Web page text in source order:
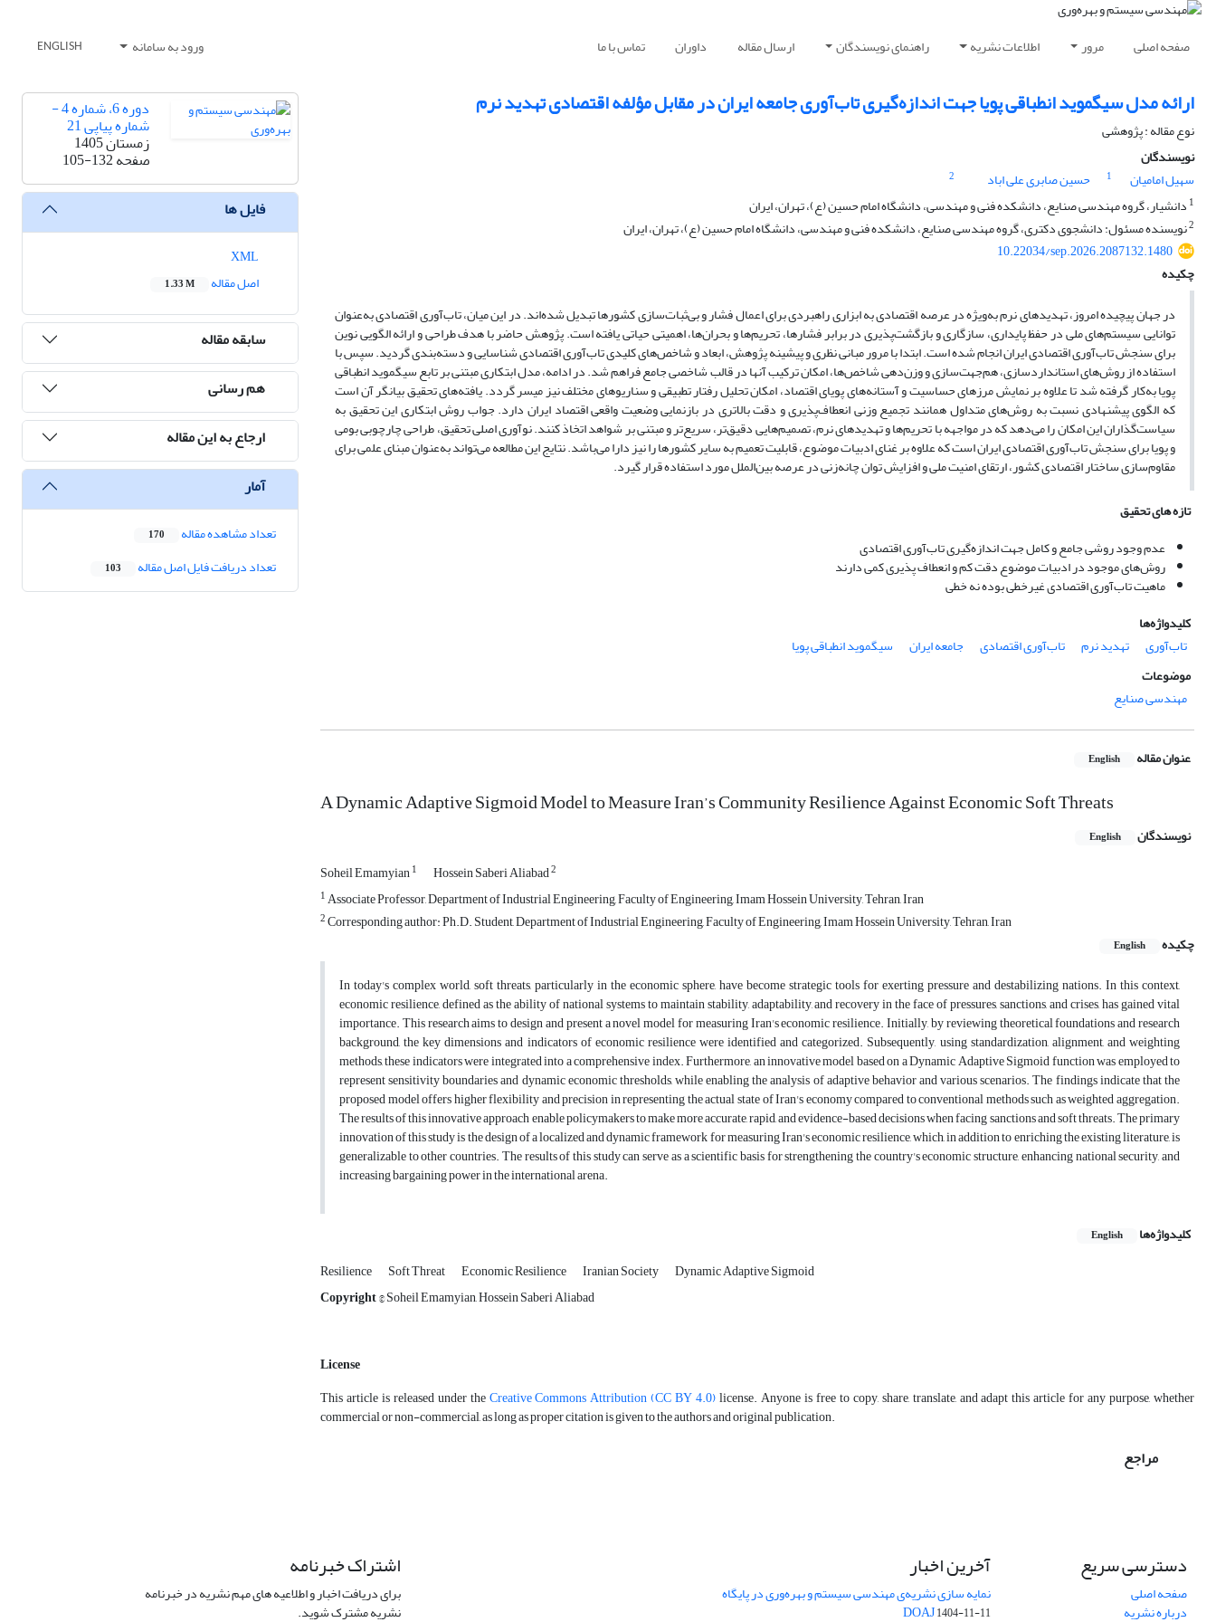
صفحه اصلی مرور اطلاعات نشریه راهنمای نویسندگان ارسال مقاله داوران تماس با ما ورود به سامانه ENGLISH
ارائه مدل سیگموید انطباقی پویا جهت اندازه‌گیری تاب‌آوری جامعه ایران در مقابل مؤلفه اقتصادی تهدید نرم
نوع مقاله : پژوهشی
نویسندگان
سهیل امامیان
1 حسین صابری علی اباد
2
1 دانشیار، گروه مهندسی صنایع، دانشکده فنی و مهندسی، دانشگاه امام حسین (ع)، تهران، ایران
2نویسنده مسئول: دانشجوی دکتری، گروه مهندسی صنایع، دانشکده فنی و مهندسی، دانشگاه امام حسین (ع)، تهران، ایران
10.22034/sep.2026.2087132.1480
چکیده
در جهان پیچیده امروز، تهدیدهای نرم به‌ویژه در عرصه اقتصادی به ابزاری راهبردی برای اعمال فشار و بی‌ثبات‌سازی کشورها تبدیل شده‌اند. در این میان، تاب‌آوری اقتصادی به‌عنوان
توانایی سیستم‌های ملی در حفظ پایداری، سازگاری و بازگشت‌پذیری در برابر فشارها، تحریم‌ها و بحران‌ها، اهمیتی حیاتی یافته است. پژوهش حاضر با هدف طراحی و ارائه الگویی نوین
برای سنجش تاب‌آوری اقتصادی ایران انجام شده است. ابتدا با مرور مبانی نظری و پیشینه پژوهش، ابعاد و شاخص‌های کلیدی تاب‌آوری اقتصادی شناسایی و دسته‌بندی گردید. سپس با
استفاده از روش‌های استانداردسازی، هم‌جهت‌سازی و وزن‌دهی شاخص‌ها، امکان ترکیب آنها در قالب شاخصی جامع فراهم شد. در ادامه، مدل ابتکاری مبتنی بر تابع سیگموید انطباقی
پویا به‌کار گرفته شد تا علاوه بر نمایش مرزهای حساسیت و آستانه‌های پویای اقتصاد، امکان تحلیل رفتار تطبیقی و سناریوهای مختلف نیز میسر گردد. یافته‌های تحقیق بیانگر آن است
که الگوی پیشنهادی نسبت به روش‌های متداول همانند تجمیع وزنی انعطاف‌پذیری و دقت بالاتری در بازنمایی وضعیت واقعی اقتصاد ایران دارد. جواب روش ابتکاری این تحقیق به
سیاست‌گذاران این امکان را می‌دهد که در مواجهه با تحریم‌ها و تهدیدهای نرم، تصمیم‌هایی دقیق‌تر، سریع‌تر و مبتنی بر شواهد اتخاذ کنند. نوآوری اصلی تحقیق، طراحی چارچوبی بومی
و پویا برای سنجش تاب‌آوری اقتصادی ایران است که علاوه بر غنای ادبیات موضوع، قابلیت تعمیم به سایر کشورها را نیز دارا می‌باشد. نتایج این مطالعه می‌تواند به‌عنوان مبنای علمی برای
مقاوم‌سازی ساختار اقتصادی کشور، ارتقای امنیت ملی و افزایش توان چانه‌زنی در عرصه بین‌الملل مورد استفاده قرار گیرد.
تازه های تحقیق
عدم وجود روشی جامع و کامل جهت اندازه‌گیری تاب‌آوری اقتصادی
روش‌های موجود در ادبیات موضوع دقت کم و انعطاف پذیری کمی دارند
ماهیت تاب‌آوری اقتصادی غیرخطی بوده نه خطی
کلیدواژه‌ها
تاب‌آوری
تهدید نرم تاب‌آوری اقتصادی جامعه ایران
سیگموید انطباقی پویا
موضوعات
مهندسی صنایع
عنوان مقاله English
A Dynamic Adaptive Sigmoid Model to Measure Iran’s Community Resilience Against Economic Soft Threats
نویسندگان English
Soheil Emamyian1 Hossein Saberi Aliabad2
1Associate Professor, Department of Industrial Engineering, Faculty of Engineering, Imam Hossein University, Tehran, Iran
2Corresponding author: Ph.D. Student, Department of Industrial Engineering, Faculty of Engineering, Imam Hossein University, Tehran, Iran
چکیده
English
In today's complex world, soft threats, particularly in the economic sphere, have become strategic tools for exerting pressure and destabilizing nations. In this context,
economic resilience, defined as the ability of national systems to maintain stability, adaptability, and recovery in the face of pressures, sanctions, and crises, has gained vital
importance. This research aims to design and present a novel model for measuring Iran's economic resilience. Initially, by reviewing theoretical foundations and research
background, the key dimensions and indicators of economic resilience were identified and categorized. Subsequently, using standardization, alignment, and weighting
methods, these indicators were integrated into a comprehensive index. Furthermore, an innovative model based on a Dynamic Adaptive Sigmoid function was employed to
represent sensitivity boundaries and dynamic economic thresholds, while enabling the analysis of adaptive behavior and various scenarios. The findings indicate that the
proposed model offers higher flexibility and precision in representing the actual state of Iran's economy compared to conventional methods such as weighted aggregation.
The results of this innovative approach enable policymakers to make more accurate, rapid, and evidence-based decisions when facing sanctions and soft threats. The primary
innovation of this study is the design of a localized and dynamic framework for measuring Iran's economic resilience, which, in addition to enriching the existing literature, is
generalizable to other countries. The results of this study can serve as a scientific basis for strengthening the country's economic structure, enhancing national security, and
increasing bargaining power in the international arena.
کلیدواژه‌ها English
Resilience Soft Threat Economic Resilience Iranian Society
Dynamic Adaptive Sigmoid
Copyright© Soheil Emamyian, Hossein Saberi Aliabad
License
This article is released under theCreative Commons Attribution (CC BY 4.0)license. Anyone is free to copy, share, translate, and adapt this article for any purpose, whether
commercial or non-commercial, as long as proper citation is given to the authors and original publication.
مراجع
دوره 6، شماره 4 -
شماره پیاپی 21
زمستان 1405
صفحه105-132
فایل ها
اصل مقاله
1.33 M
سابقه مقاله
هم رسانی
ارجاع به این مقاله
آمار
تعداد مشاهده مقاله 170
تعداد دریافت فایل اصل مقاله 103
دسترسی سریع
صفحه اصلی
درباره نشریه
آخرین اخبار
نمایه سازی نشریه‌ی مهندسی سیستم و بهره‌وری در پایگاه
DOAJ1404-11-11
اشتراک خبرنامه
برای دریافت اخبار و اطلاعیه های مهم نشریه در خبرنامه
نشریه مشترک شوید.